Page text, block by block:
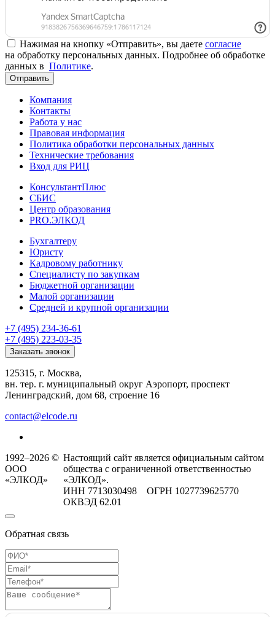
Нажимая на кнопку «Отправить», вы даете согласие
на обработку персональных данных. Подробнее об обработке
данных в Политике.
Отправить
Компания
Контакты
Работа у нас
Правовая информация
Политика обработки персональных данных
Технические требования
Вход для РИЦ
КонсультантПлюс
СБИС
Центр образования
PRO.ЭЛКОД
Бухгалтеру
Юристу
Кадровому работнику
Специалисту по закупкам
Бюджетной организации
Малой организации
Средней и крупной организации
+7 (495) 234-36-61
+7 (495) 223-03-35
Заказать звонок
125315, г. Москва,
вн. тер. г. муниципальный округ Аэропорт, проспект
Ленинградский, дом 68, строение 16
contact@elcode.ru
1992–2026 ©
ООО
«ЭЛКОД»
Настоящий сайт является официальным сайтом
общества с ограниченной ответственностью
«ЭЛКОД».
ИНН 7713030498 ОГРН 1027739625770
ОКВЭД 62.01
Обратная связь